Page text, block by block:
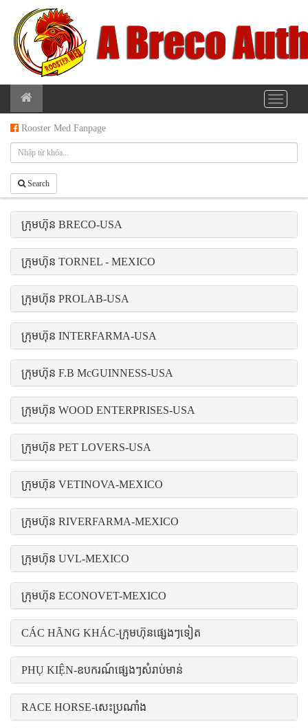
Rooster Med Fanpage
Search
ក្រុមហ៊ុន BRECO-USA
ក្រុមហ៊ុន TORNEL - MEXICO
ក្រុមហ៊ុន PROLAB-USA
ក្រុមហ៊ុន INTERFARMA-USA
ក្រុមហ៊ុន F.B McGUINNESS-USA
ក្រុមហ៊ុន WOOD ENTERPRISES-USA
ក្រុមហ៊ុន PET LOVERS-USA
ក្រុមហ៊ុន VETINOVA-MEXICO
ក្រុមហ៊ុន RIVERFARMA-MEXICO
ក្រុមហ៊ុន UVL-MEXICO
ក្រុមហ៊ុន ECONOVET-MEXICO
CÁC HÃNG KHÁC-ក្រុមហ៊ុនផ្សេងៗទៀត
PHỤ KIỆN-ឧបករណ៍ផ្សេងៗសំរាប់មាន់
RACE HORSE-សេះប្រណាំង